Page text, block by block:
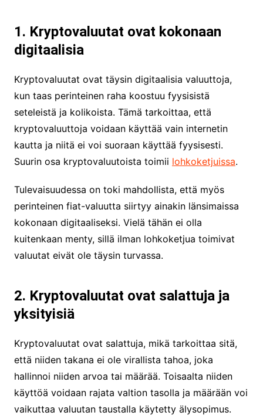
1. Kryptovaluutat ovat kokonaan
digitaalisia
Kryptovaluutat ovat täysin digitaalisia valuuttoja,
kun taas perinteinen raha koostuu fyysisistä
seteleistä ja kolikoista. Tämä tarkoittaa, että
kryptovaluuttoja voidaan käyttää vain internetin
kautta ja niitä ei voi suoraan käyttää fyysisesti.
Suurin osa kryptovaluutoista toimii lohkoketjuissa.
Tulevaisuudessa on toki mahdollista, että myös
perinteinen fiat-valuutta siirtyy ainakin länsimaissa
kokonaan digitaaliseksi. Vielä tähän ei olla
kuitenkaan menty, sillä ilman lohkoketjua toimivat
valuutat eivät ole täysin turvassa.
2. Kryptovaluutat ovat salattuja ja
yksityisiä
Kryptovaluutat ovat salattuja, mikä tarkoittaa sitä,
että niiden takana ei ole virallista tahoa, joka
hallinnoi niiden arvoa tai määrää. Toisaalta niiden
käyttöä voidaan rajata valtion tasolla ja määrään voi
vaikuttaa valuutan taustalla käytetty älysopimus.